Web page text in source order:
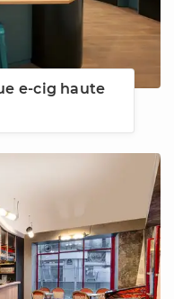
e-cig haute